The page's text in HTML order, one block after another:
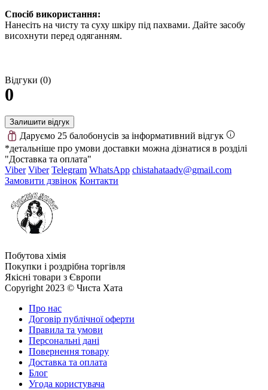
Спосіб використання:
Нанесіть на чисту та суху шкіру під пахвами. Дайте засобу
висохнути перед одяганням.
Відгуки (0)
0
Залишити відгук
Даруємо 25 балобонусів за інформативний відгук
*детальніше про умови доставки можна дізнатися в розділі
"Доставка та оплата"
Viber Viber Telegram WhatsApp chistahataadv@gmail.com
Замовити дзвінок Контакти
Побутова хімія
Покупки і роздрібна торгівля
Якісні товари з Європи
Copyright 2023 © Чиста Хата
Про нас
Договір публічної оферти
Правила та умови
Персональні дані
Повернення товару
Доставка та оплата
Блог
Угода користувача